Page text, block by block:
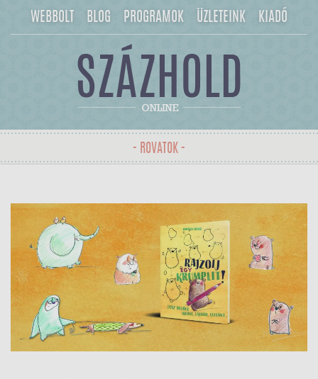
WEBBOLT BLOG PROGRAMOK ÜZLETEINK KIADÓ
Toggle
navigation
- ROVATOK -